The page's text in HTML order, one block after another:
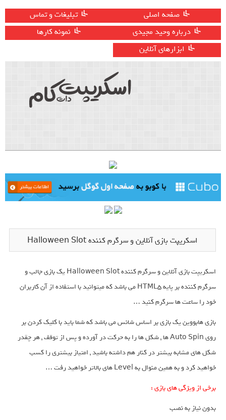
صفحه اصلی
تبلیغات و تماس
درباره وحید مجیدی
نمونه کارها
ابزارهای آنلاین
اسکریپت بازی آنلاین و سرگرم کننده Halloween Slot
اسکریپت بازی آنلاین و سرگرم کننده Halloween Slot یک بازی جالب و
سرگرم کننده بر پایه HTML5 می باشد که میتوانید با استفاده از آن کاربران
خود را ساعت ها سرگرم کنید …
بازی هابووین یک بازی بر اساس شانس می باشد که شما باید با کلیک کردن بر
روی Auto Spin ها , شکل ها را به حرکت در آورده و پس از توقف , هر چقدر
شکل های مشابه بیشتر در کنار هم داشته باشید , امتیاز بیشتری را کسب
خواهید کرد و به همین منوال به Level های بالاتر خواهید رفت …
برخی از ویژگی های بازی :
بدون نیاز به نصب